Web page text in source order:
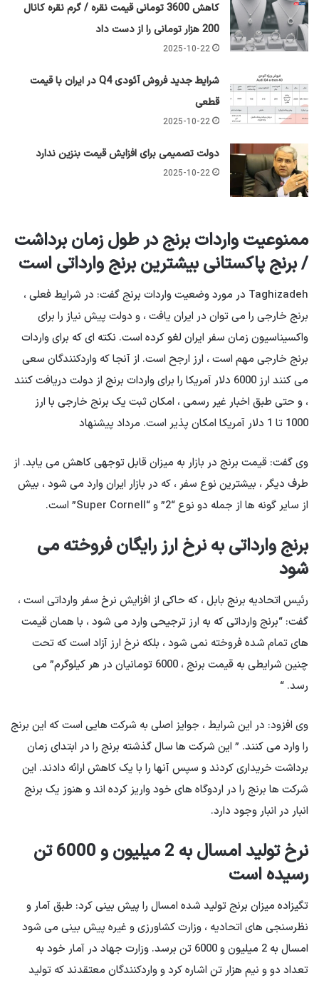
کاهش 3600 تومانی قیمت نقره / گرم نقره کانال
200 هزار تومانی را از دست داد
2025-10-22
شرایط جدید فروش آئودی Q4 در ایران با قیمت
قطعی
2025-10-22
دولت تصمیمی برای افزایش قیمت بنزین ندارد
2025-10-22
ممنوعیت واردات برنج در طول زمان برداشت
/ برنج پاکستانی بیشترین برنج وارداتی است
Taghizadeh در مورد وضعیت واردات برنج گفت: در شرایط فعلی ،
برنج خارجی را می توان در ایران یافت ، و دولت پیش نیاز را برای
واکسیناسیون زمان سفر ایران لغو کرده است. نکته ای که برای واردات
برنج خارجی مهم است ، ارز ارجح است. از آنجا که واردکنندگان سعی
می کنند ارز 6000 دلار آمریکا را برای واردات برنج از دولت دریافت کنند
، و حتی طبق اخبار غیر رسمی ، امکان ثبت یک برنج خارجی با ارز
1000 تا 1 دلار آمریکا امکان پذیر است. مرداد پیشنهاد
وی گفت: قیمت برنج در بازار به میزان قابل توجهی کاهش می یابد. از
طرف دیگر ، بیشترین نوع سفر ، که در بازار ایران وارد می شود ، بیش
از سایر گونه ها از جمله دو نوع “2” و “Super Cornell” است.
برنج وارداتی به نرخ ارز رایگان فروخته می
شود
رئیس اتحادیه برنج بابل ، که حاکی از افزایش نرخ سفر وارداتی است ،
گفت: “برنج وارداتی که به ارز ترجیحی وارد می شود ، با همان قیمت
های تمام شده فروخته نمی شود ، بلکه نرخ ارز آزاد است که تحت
چنین شرایطی به قیمت برنج ، 6000 تومانیان در هر کیلوگرم” می
رسد. “
وی افزود: در این شرایط ، جوایز اصلی به شرکت هایی است که این برنج
را وارد می کنند. ” این شرکت ها سال گذشته برنج را در ابتدای زمان
برداشت خریداری کردند و سپس آنها را با یک کاهش ارائه دادند. این
شرکت ها برنج را در اردوگاه های خود واریز کرده اند و هنوز یک برنج
انبار در انبار وجود دارد.
نرخ تولید امسال به 2 میلیون و 6000 تن
رسیده است
تگیزاده میزان برنج تولید شده امسال را پیش بینی کرد: طبق آمار و
نظرسنجی های اتحادیه ، وزارت کشاورزی و غیره پیش بینی می شود
امسال به 2 میلیون و 6000 تن برسد. وزارت جهاد در آمار خود به
تعداد دو و نیم هزار تن اشاره کرد و واردکنندگان معتقدند که تولید